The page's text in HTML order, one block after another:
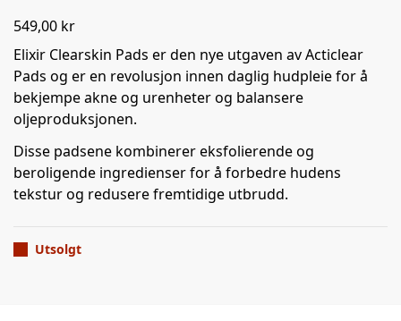
549,00 kr
Elixir Clearskin Pads er den nye utgaven av Acticlear
Pads og er en revolusjon innen daglig hudpleie for å
bekjempe akne og urenheter og balansere
oljeproduksjonen.
Disse padsene kombinerer eksfolierende og
beroligende ingredienser for å forbedre hudens
tekstur og redusere fremtidige utbrudd.
Utsolgt